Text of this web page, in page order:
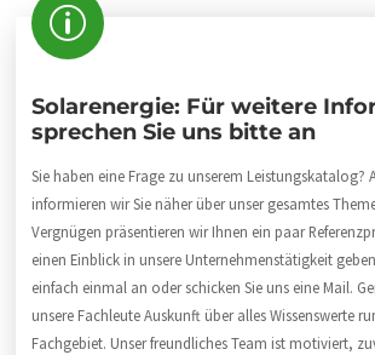
Solarenergie: Für weitere
sprechen Sie uns bitte an
Sie haben eine Frage zu unserem Leistungskatalog?
informieren wir Sie näher über unser gesamtes
Vergnügen präsentieren wir Ihnen ein paar
einen Einblick in unsere Unternehmenstätigkeit
einfach einmal an oder schicken Sie uns eine Mail.
unsere Fachleute Auskunft über alles Wissenswerte
Fachgebiet. Unser freundliches Team ist motiviert,